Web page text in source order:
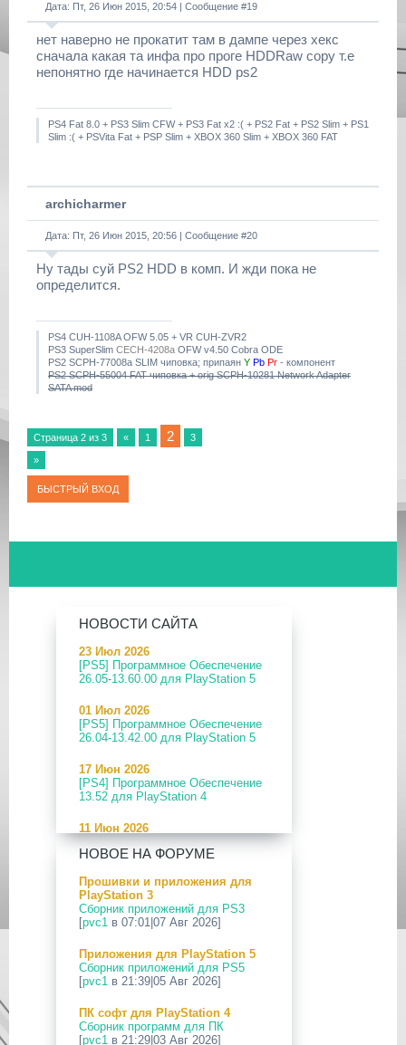
Дата: Пт, 26 Июн 2015, 20:54 | Сообщение #19
нет наверно не прокатит там в дампе через хекс
сначала какая та инфа про проге HDDRaw copy т.е
непонятно где начинается HDD ps2
PS4 Fat 8.0 + PS3 Slim CFW + PS3 Fat x2 :( + PS2 Fat + PS2 Slim + PS1
Slim :( + PSVita Fat + PSP Slim + XBOX 360 Slim + XBOX 360 FAT
archicharmer
Дата: Пт, 26 Июн 2015, 20:56 | Сообщение #20
Ну тады суй PS2 HDD в комп. И жди пока не
определится.
PS4 CUH-1108A OFW 5.05 + VR CUH-ZVR2
PS3 SuperSlim CECH-4208a OFW v4.50 Cobra ODE
PS2 SCPH-77008a SLIM чиповка; припаян Y Pb Pr - компонент
PS2 SCPH-55004 FAT чиповка + orig SCPH-10281 Network Adapter
SATA mod
Страница 2 из 3 « 1 2 3
»
НОВОСТИ САЙТА
23 Июл 2026
[PS5] Программное Обеспечение
26.05-13.60.00 для PlayStation 5
01 Июл 2026
[PS5] Программное Обеспечение
26.04-13.42.00 для PlayStation 5
17 Июн 2026
[PS4] Программное Обеспечение
13.52 для PlayStation 4
11 Июн 2026
[PS5] Программное Обеспечение
26.04-13.40.00 для PlayStation 5
24 Апр 2026
[PS5] Программное Обеспечение
26.03-13.20.00 для PlayStation 5
12 Апр 2026
[PS Portal] Программное
Обеспечение 7.0.2 для PS Portal
09 Апр 2026
[PS3|CFW] webMAN MOD
v1.47.48p
НОВОЕ НА ФОРУМЕ
Прошивки и приложения для
PlayStation 3
Сборник приложений для PS3
[pvc1 в 07:01|07 Авг 2026]
Приложения для PlayStation 5
Сборник приложений для PS5
[pvc1 в 21:39|05 Авг 2026]
ПК софт для PlayStation 4
Сборник программ для ПК
[pvc1 в 21:29|03 Авг 2026]